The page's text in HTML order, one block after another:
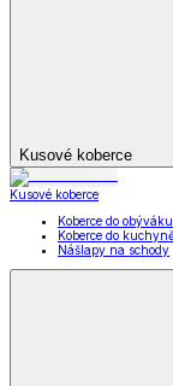
Kusové koberce
Kusové koberce
Koberce do obýváku
Koberce do
Nášlapy na schody